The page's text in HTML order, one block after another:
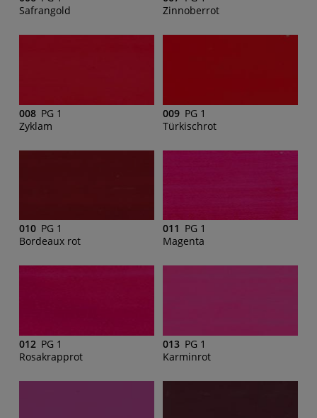
Safrangold
Zinnoberrot
008 PG 1
Zyklam
009 PG 1
Türkischrot
010 PG 1
Bordeaux rot
011 PG 1
Magenta
012 PG 1
Rosakrapprot
013 PG 1
Karminrot